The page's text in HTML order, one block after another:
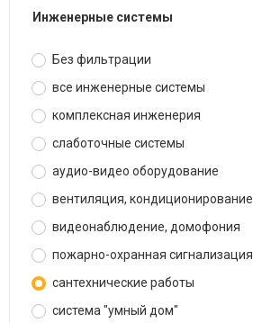
инженерные системы
Без фильтрации
все инженерные системы
комплексная инженерия
слаботочные системы
аудио-видео оборудование
вентиляция, кондиционирование
видеонаблюдение, домофония
пожарно-охранная сигнализация
сантехнические работы
система "умный дом"